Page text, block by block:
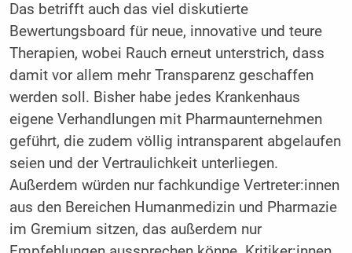
Das betrifft auch das viel diskutierte
Bewertungsboard für neue, innovative und teure
Therapien, wobei Rauch erneut unterstrich, dass
damit vor allem mehr Transparenz geschaffen
werden soll. Bisher habe jedes Krankenhaus
eigene Verhandlungen mit Pharmaunternehmen
geführt, die zudem völlig intransparent abgelaufen
seien und der Vertraulichkeit unterliegen.
Außerdem würden nur fachkundige Vertreter:innen
aus den Bereichen Humanmedizin und Pharmazie
im Gremium sitzen, das außerdem nur